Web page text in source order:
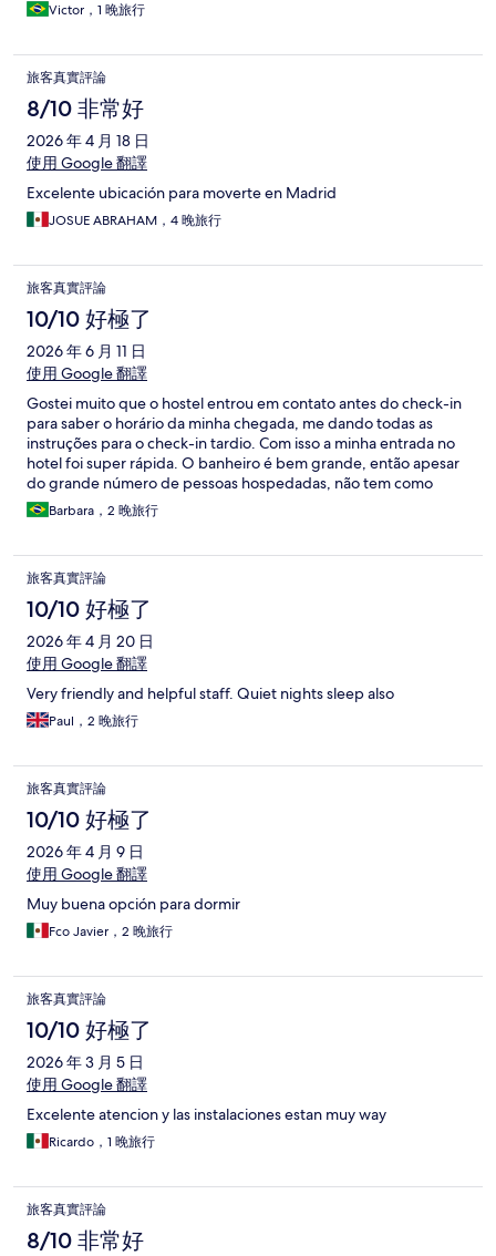
Victor，1 晚旅行
旅客真實評論
8/10 非常好
2026 年 4 月 18 日
使用 Google 翻譯
Excelente ubicación para moverte en Madrid
JOSUE ABRAHAM，4 晚旅行
旅客真實評論
10/10 好極了
2026 年 6 月 11 日
使用 Google 翻譯
Gostei muito que o hostel entrou em contato antes do check-in
para saber o horário da minha chegada, me dando todas as
instruções para o check-in tardio. Com isso a minha entrada no
hotel foi super rápida. O banheiro é bem grande, então apesar
do grande número de pessoas hospedadas, não tem como
passar aperto. A localização também é ótima, próxima ao Metrô
e a Gran Via
Barbara，2 晚旅行
旅客真實評論
10/10 好極了
2026 年 4 月 20 日
使用 Google 翻譯
Very friendly and helpful staff. Quiet nights sleep also
Paul，2 晚旅行
旅客真實評論
10/10 好極了
2026 年 4 月 9 日
使用 Google 翻譯
Muy buena opción para dormir
Fco Javier，2 晚旅行
旅客真實評論
10/10 好極了
2026 年 3 月 5 日
使用 Google 翻譯
Excelente atencion y las instalaciones estan muy way
Ricardo，1 晚旅行
旅客真實評論
8/10 非常好